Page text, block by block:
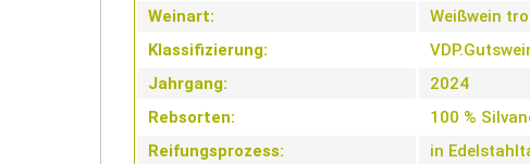
Weinart:
Weißwein
Klassifizierung:
Jahrgang:
2024
Rebsorten:
100 %
Reifungsprozess:
in